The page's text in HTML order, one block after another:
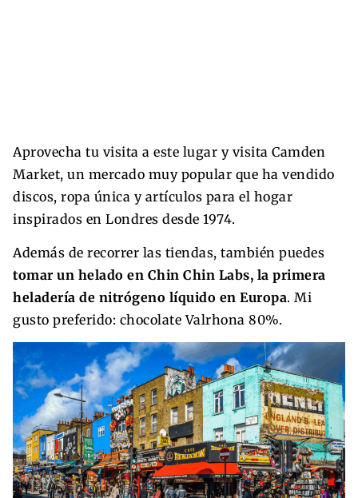
Aprovecha tu visita a este lugar y visita Camden
Market, un mercado muy popular que ha vendido
discos, ropa única y artículos para el hogar
inspirados en Londres desde 1974.
Además de recorrer las tiendas, también puedes
tomar un helado en Chin Chin Labs, la primera
heladería de nitrógeno líquido en Europa. Mi
gusto preferido: chocolate Valrhona 80%.